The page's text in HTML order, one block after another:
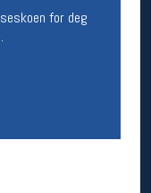
for deg